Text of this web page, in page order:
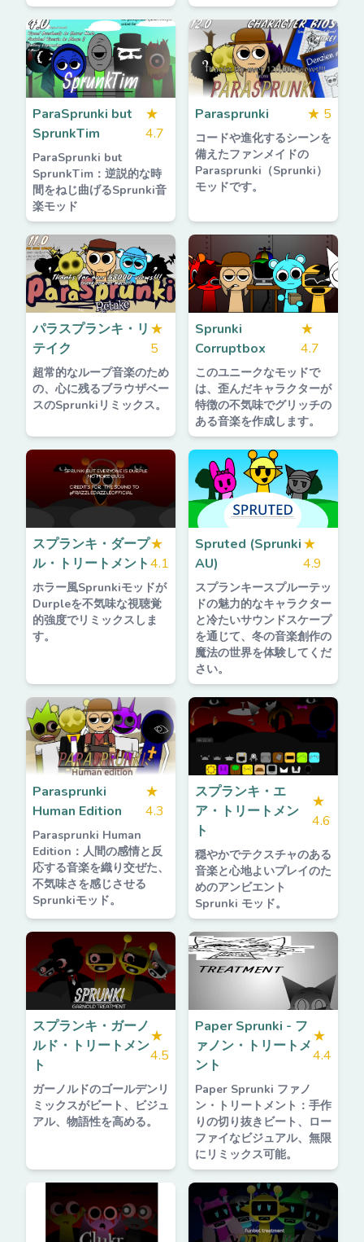
ParaSprunki but
SprunkTim
★
4.7
ParaSprunki but
SprunkTim：逆説的な時
間をねじ曲げるSprunki音
楽モッド
Parasprunki ★ 5
コードや進化するシーンを
備えたファンメイドの
Parasprunki（Sprunki）
モッドです。
パラスプランキ・リ
テイク
★
5
超常的なループ音楽のため
の、心に残るブラウザベー
スのSprunkiリミックス。
Sprunki
Corruptbox
★
4.7
このユニークなモッドで
は、歪んだキャラクターが
特徴の不気味でグリッチの
ある音楽を作成します。
スプランキ・ダープ
ル・トリートメント
★
4.1
ホラー風Sprunkiモッドが
Durpleを不気味な視聴覚
的強度でリミックスしま
す。
Spruted (Sprunki
AU)
★
4.9
スプランキースプルーテッ
ドの魅力的なキャラクター
と冷たいサウンドスケープ
を通じて、冬の音楽創作の
魔法の世界を体験してくだ
さい。
Parasprunki
Human Edition
★
4.3
Parasprunki Human
Edition：人間の感情と反
応する音楽を織り交ぜた、
不気味さを感じさせる
Sprunkiモッド。
スプランキ・エ
ア・トリートメン
ト
★
4.6
穏やかでテクスチャのある
音楽と心地よいプレイのた
めのアンビエント
Sprunki モッド。
スプランキ・ガーノ
ルド・トリートメン
ト
★
4.5
ガーノルドのゴールデンリ
ミックスがビート、ビジュ
アル、物語性を高める。
Paper Sprunki - フ
ァノン・トリートメ
ント
★
4.4
Paper Sprunki ファノ
ン・トリートメント：手作
りの切り抜きビート、ロー
ファイなビジュアル、無限
にリミックス可能。